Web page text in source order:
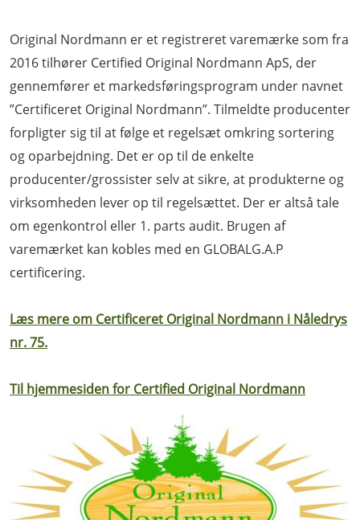
Original Nordmann er et registreret varemærke som fra
2016 tilhører Certified Original Nordmann ApS, der
gennemfører et markedsføringsprogram under navnet
”Certificeret Original Nordmann”. Tilmeldte producenter
forpligter sig til at følge et regelsæt omkring sortering
og oparbejdning. Det er op til de enkelte
producenter/grossister selv at sikre, at produkterne og
virksomheden lever op til regelsættet. Der er altså tale
om egenkontrol eller 1. parts audit. Brugen af
varemærket kan kobles med en GLOBALG.A.P
certificering.
Læs mere om Certificeret Original Nordmann i Nåledrys
nr. 75.
Til hjemmesiden for Certified Original Nordmann